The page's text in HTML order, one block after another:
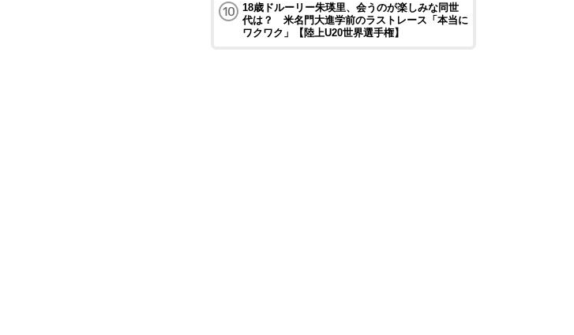
18歳ドルーリー朱瑛里、会うのが楽しみな同世
代は？ 米名門大進学前のラストレース「本当に
ワクワク」【陸上U20世界選手権】